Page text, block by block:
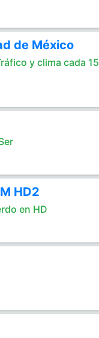
de México
y clima cada 15
HD2
en HD